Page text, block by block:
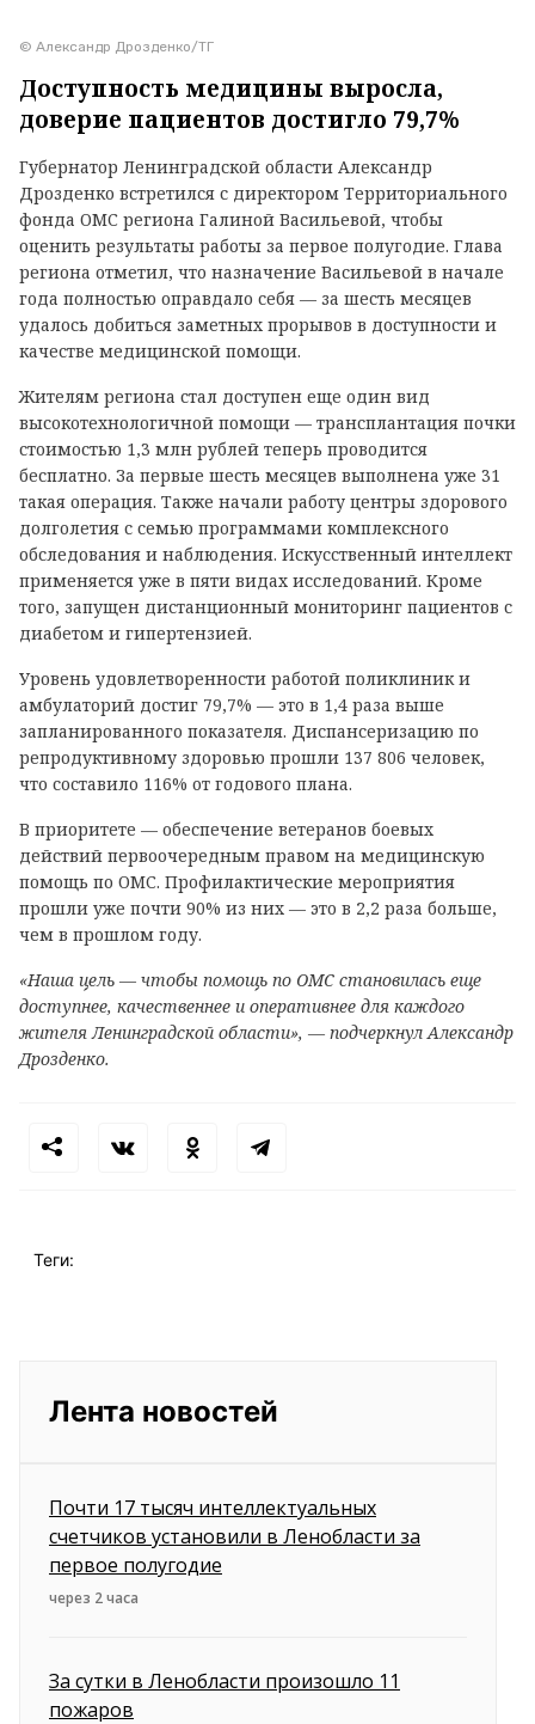
© Александр Дрозденко/ТГ
Доступность медицины выросла,
доверие пациентов достигло 79,7%
Губернатор Ленинградской области Александр
Дрозденко встретился с директором Территориального
фонда ОМС региона Галиной Васильевой, чтобы
оценить результаты работы за первое полугодие. Глава
региона отметил, что назначение Васильевой в начале
года полностью оправдало себя — за шесть месяцев
удалось добиться заметных прорывов в доступности и
качестве медицинской помощи.
Жителям региона стал доступен еще один вид
высокотехнологичной помощи — трансплантация почки
стоимостью 1,3 млн рублей теперь проводится
бесплатно. За первые шесть месяцев выполнена уже 31
такая операция. Также начали работу центры здорового
долголетия с семью программами комплексного
обследования и наблюдения. Искусственный интеллект
применяется уже в пяти видах исследований. Кроме
того, запущен дистанционный мониторинг пациентов с
диабетом и гипертензией.
Уровень удовлетворенности работой поликлиник и
амбулаторий достиг 79,7% — это в 1,4 раза выше
запланированного показателя. Диспансеризацию по
репродуктивному здоровью прошли 137 806 человек,
что составило 116% от годового плана.
В приоритете — обеспечение ветеранов боевых
действий первоочередным правом на медицинскую
помощь по ОМС. Профилактические мероприятия
прошли уже почти 90% из них — это в 2,2 раза больше,
чем в прошлом году.
«Наша цель — чтобы помощь по ОМС становилась еще
доступнее, качественнее и оперативнее для каждого
жителя Ленинградской области», — подчеркнул Александр
Дрозденко.
Теги:
Лента новостей
Почти 17 тысяч интеллектуальных
счетчиков установили в Ленобласти за
первое полугодие
через 2 часа
За сутки в Ленобласти произошло 11
пожаров